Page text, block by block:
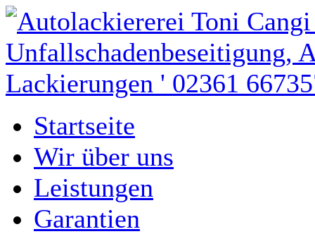
Startseite
Wir über uns
Leistungen
Garantien